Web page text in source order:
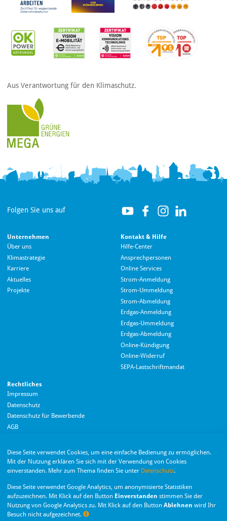
Aus Verantwortung für den Klimaschutz.
Folgen Sie uns auf
Unternehmen
Über uns
Klimastrategie
Karriere
Aktuelles
Projekte
Kontakt & Hilfe
Hilfe-Center
Ansprechpersonen
Online Services
Strom-Anmeldung
Strom-Ummeldung
Strom-Abmeldung
Erdgas-Anmeldung
Erdgas-Ummeldung
Erdgas-Abmeldung
Online-Kündigung
Online-Widerruf
SEPA-Lastschriftmandat
Rechtliches
Impressum
Datenschutz
Datenschutz für Bewerbende
AGB
GmbH ist eine Tochter­gesellschaft der Stadt Monheim
am Rhein.
Diese Seite verwendet Cookies, um eine einfache Bedienung zu ermöglichen.
Mit der Nutzung erklären Sie sich mit der Verwendung von Cookies
einverstanden. Mehr zum Thema finden Sie unter Datenschutz.
Diese Seite verwendet Google Analytics, um anonymisierte Statistiken
aufzuzeichnen. Mit Klick auf den Button Einverstanden stimmen Sie der
Nutzung von Google Analytics zu. Mit Klick auf den Button Ablehnen wird Ihr
Besuch nicht aufgezeichnet.
Wir nutzen Langdock zur Bereitstellung eines KI-Chatbots. Mit dem Laden des
Chatbots erklären Sie sich mit der
Datenschutzerklärung von Langdock
Chatbot laden